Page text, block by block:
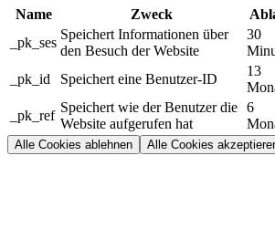
Name Zweck
_pk_ses
Speichert Informationen über
den Besuch der Website
30
_pk_id Speichert eine Benutzer-ID
13
_pk_ref
Speichert wie der Benutzer die
Website aufgerufen hat
6
Alle Cookies ablehnen Alle Cookies